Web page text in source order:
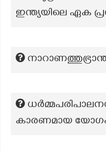
ഇന്ത്യയിലെ ഏക
കാരണമായ